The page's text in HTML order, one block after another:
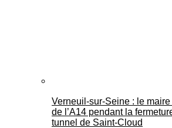
Verneuil-sur-Seine : le
de l’A14 pendant la
tunnel de Saint-Cloud